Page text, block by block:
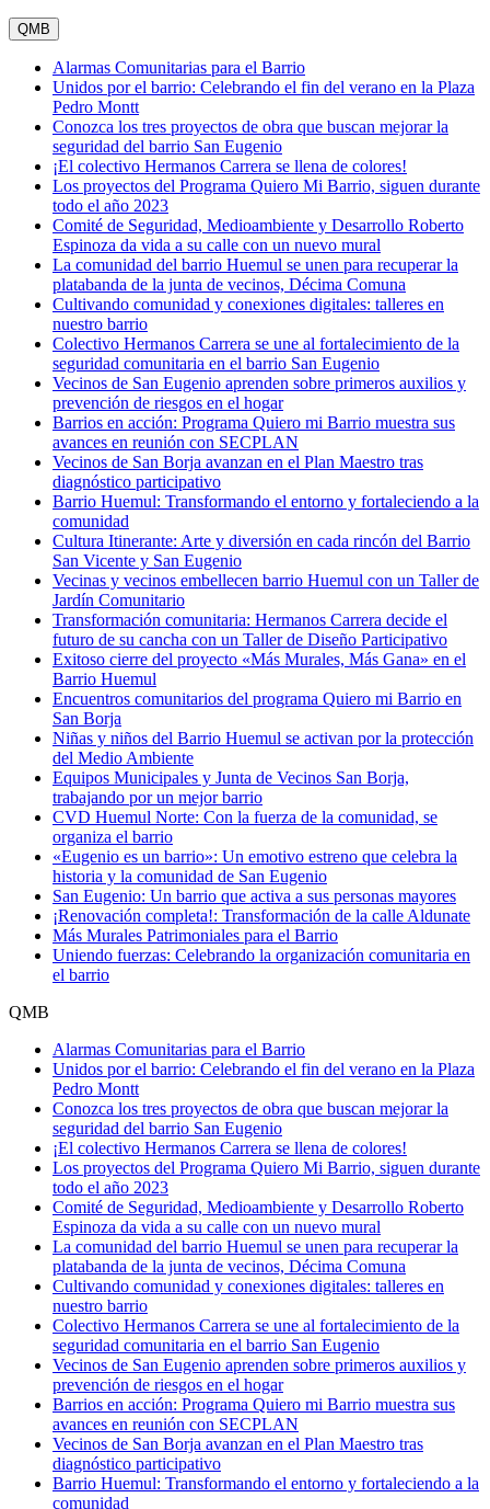
QMB
Alarmas Comunitarias para el Barrio
Unidos por el barrio: Celebrando el fin del verano en la Plaza
Pedro Montt
Conozca los tres proyectos de obra que buscan mejorar la
seguridad del barrio San Eugenio
¡El colectivo Hermanos Carrera se llena de colores!
Los proyectos del Programa Quiero Mi Barrio, siguen durante
todo el año 2023
Comité de Seguridad, Medioambiente y Desarrollo Roberto
Espinoza da vida a su calle con un nuevo mural
La comunidad del barrio Huemul se unen para recuperar la
platabanda de la junta de vecinos, Décima Comuna
Cultivando comunidad y conexiones digitales: talleres en
nuestro barrio
Colectivo Hermanos Carrera se une al fortalecimiento de la
seguridad comunitaria en el barrio San Eugenio
Vecinos de San Eugenio aprenden sobre primeros auxilios y
prevención de riesgos en el hogar
Barrios en acción: Programa Quiero mi Barrio muestra sus
avances en reunión con SECPLAN
Vecinos de San Borja avanzan en el Plan Maestro tras
diagnóstico participativo
Barrio Huemul: Transformando el entorno y fortaleciendo a la
comunidad
Cultura Itinerante: Arte y diversión en cada rincón del Barrio
San Vicente y San Eugenio
Vecinas y vecinos embellecen barrio Huemul con un Taller de
Jardín Comunitario
Transformación comunitaria: Hermanos Carrera decide el
futuro de su cancha con un Taller de Diseño Participativo
Exitoso cierre del proyecto «Más Murales, Más Gana» en el
Barrio Huemul
Encuentros comunitarios del programa Quiero mi Barrio en
San Borja
Niñas y niños del Barrio Huemul se activan por la protección
del Medio Ambiente
Equipos Municipales y Junta de Vecinos San Borja,
trabajando por un mejor barrio
CVD Huemul Norte: Con la fuerza de la comunidad, se
organiza el barrio
«Eugenio es un barrio»: Un emotivo estreno que celebra la
historia y la comunidad de San Eugenio
San Eugenio: Un barrio que activa a sus personas mayores
¡Renovación completa!: Transformación de la calle Aldunate
Más Murales Patrimoniales para el Barrio
Uniendo fuerzas: Celebrando la organización comunitaria en
el barrio
QMB
Alarmas Comunitarias para el Barrio
Unidos por el barrio: Celebrando el fin del verano en la Plaza
Pedro Montt
Conozca los tres proyectos de obra que buscan mejorar la
seguridad del barrio San Eugenio
¡El colectivo Hermanos Carrera se llena de colores!
Los proyectos del Programa Quiero Mi Barrio, siguen durante
todo el año 2023
Comité de Seguridad, Medioambiente y Desarrollo Roberto
Espinoza da vida a su calle con un nuevo mural
La comunidad del barrio Huemul se unen para recuperar la
platabanda de la junta de vecinos, Décima Comuna
Cultivando comunidad y conexiones digitales: talleres en
nuestro barrio
Colectivo Hermanos Carrera se une al fortalecimiento de la
seguridad comunitaria en el barrio San Eugenio
Vecinos de San Eugenio aprenden sobre primeros auxilios y
prevención de riesgos en el hogar
Barrios en acción: Programa Quiero mi Barrio muestra sus
avances en reunión con SECPLAN
Vecinos de San Borja avanzan en el Plan Maestro tras
diagnóstico participativo
Barrio Huemul: Transformando el entorno y fortaleciendo a la
comunidad